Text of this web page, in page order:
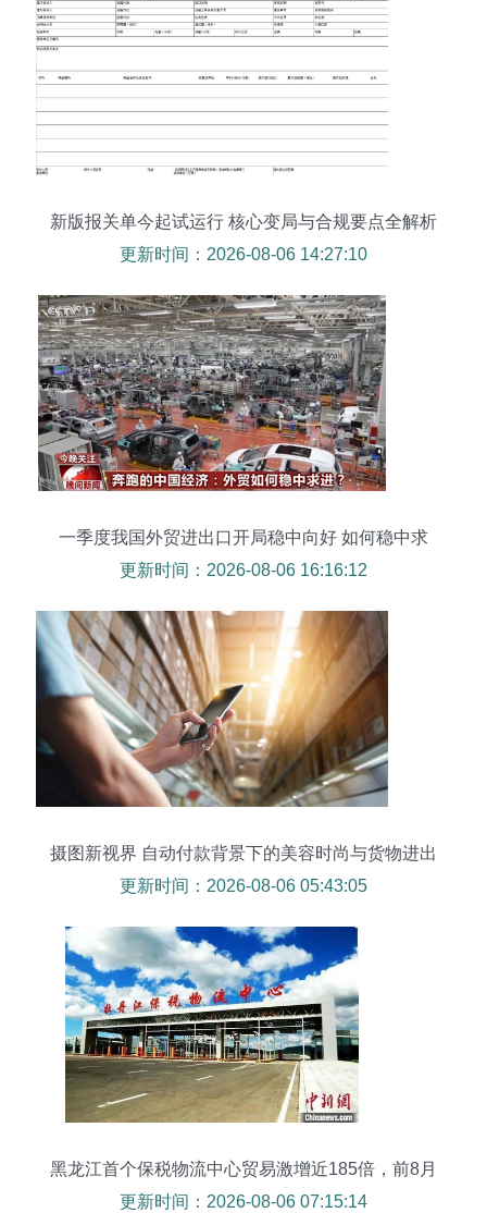
新版报关单今起试运行 核心变局与合规要点全解析
更新时间：2026-08-06 14:27:10
一季度我国外贸进出口开局稳中向好 如何稳中求
进?
更新时间：2026-08-06 16:16:12
摄图新视界 自动付款背景下的美容时尚与货物进出
口新生
更新时间：2026-08-06 05:43:05
黑龙江首个保税物流中心贸易激增近185倍，前8月
进出口总值创纪录亮点透视
更新时间：2026-08-06 07:15:14